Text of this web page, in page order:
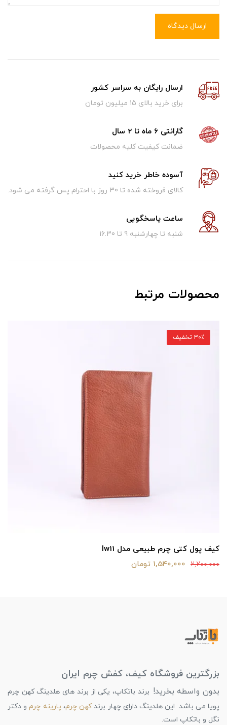
ارسال دیدگاه
ارسال رایگان به سراسر کشور
برای خرید بالای ۱5 میلیون تومان
گارانتی 6 ماه تا 2 سال
ضمانت کیفیت کلیه محصولات
آسوده خاطر خرید کنید
کالای فروخته شده تا 30 روز با احترام پس گرفته می شود.
ساعت پاسخگویی
شنبه تا چهارشنبه 9 تا 16.30
محصولات مرتبط
کیف پول کتی چرم طبیعی مدل lw11
2,200,000 1,540,000 تومان
30٪ تخفیف
بزرگترین فروشگاه کیف، کفش چرم ایران
بدون واسطه بخرید! برند باتکاپ، یکی از برند های هلدینگ کهن چرم
پویا می باشد. این هلدینگ دارای چهار برندکهن چرم، پارینه چرمو دکتر
نگل و باتکاپ است.